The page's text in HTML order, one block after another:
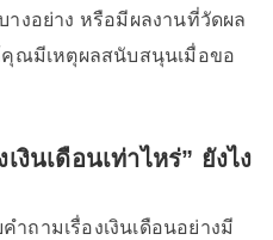
างอย่าง หรือมีผลงานที่วัดผล
คุณมีเหตุผลสนับสนุนเมื่อขอ
งินเดือนเท่าไหร่” ยังไง
ถามเรื่องเงินเดือนอย่างมี